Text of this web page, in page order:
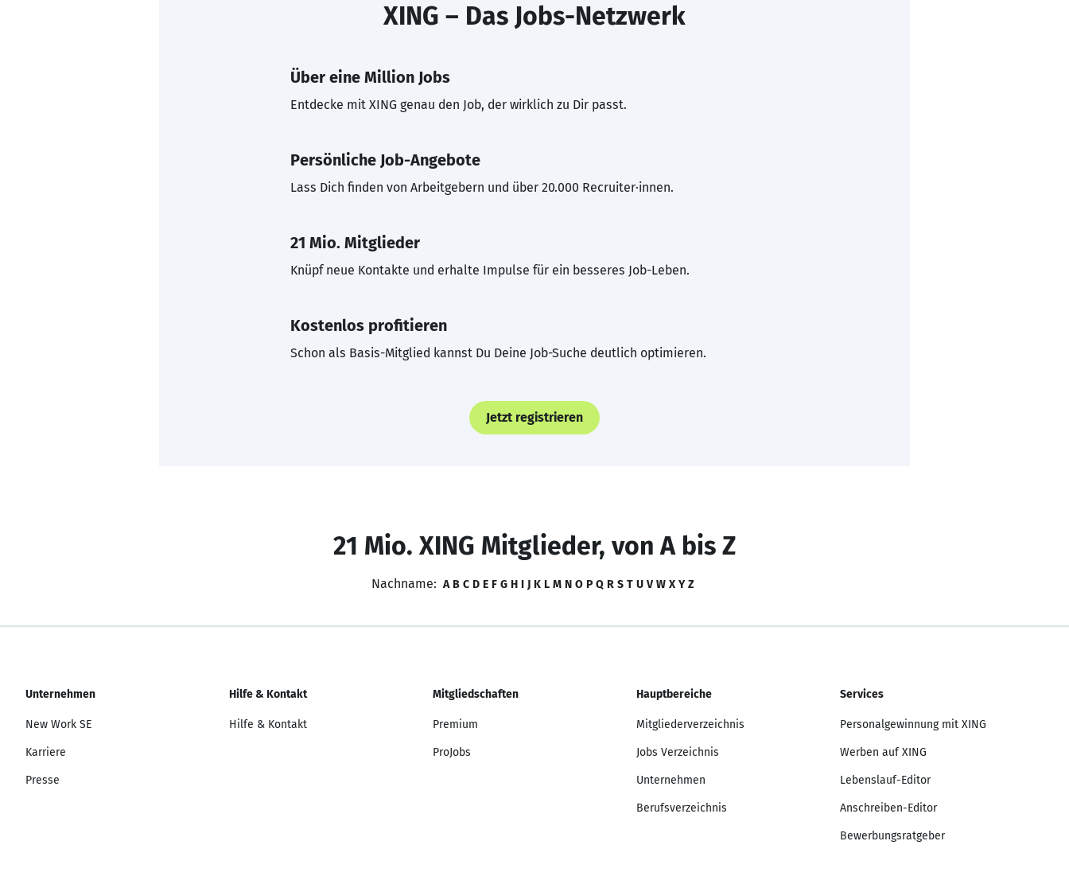
XING – Das Jobs-Netzwerk
Über eine Million Jobs
Entdecke mit XING genau den Job, der wirklich zu Dir passt.
Persönliche Job-Angebote
Lass Dich finden von Arbeitgebern und über 20.000 Recruiter·innen.
21 Mio. Mitglieder
Knüpf neue Kontakte und erhalte Impulse für ein besseres Job-Leben.
Kostenlos profitieren
Schon als Basis-Mitglied kannst Du Deine Job-Suche deutlich optimieren.
Jetzt registrieren
21 Mio. XING Mitglieder, von A bis Z
Nachname: A B C D E F G H I J K L M N O P Q R S T U V W X Y Z
Unternehmen
New Work SE
Karriere
Presse
Hilfe & Kontakt
Hilfe & Kontakt
Mitgliedschaften
Premium
ProJobs
Hauptbereiche
Mitgliederverzeichnis
Jobs Verzeichnis
Unternehmen
Berufsverzeichnis
Services
Personalgewinnung mit XING
Werben auf XING
Lebenslauf-Editor
Anschreiben-Editor
Bewerbungsratgeber